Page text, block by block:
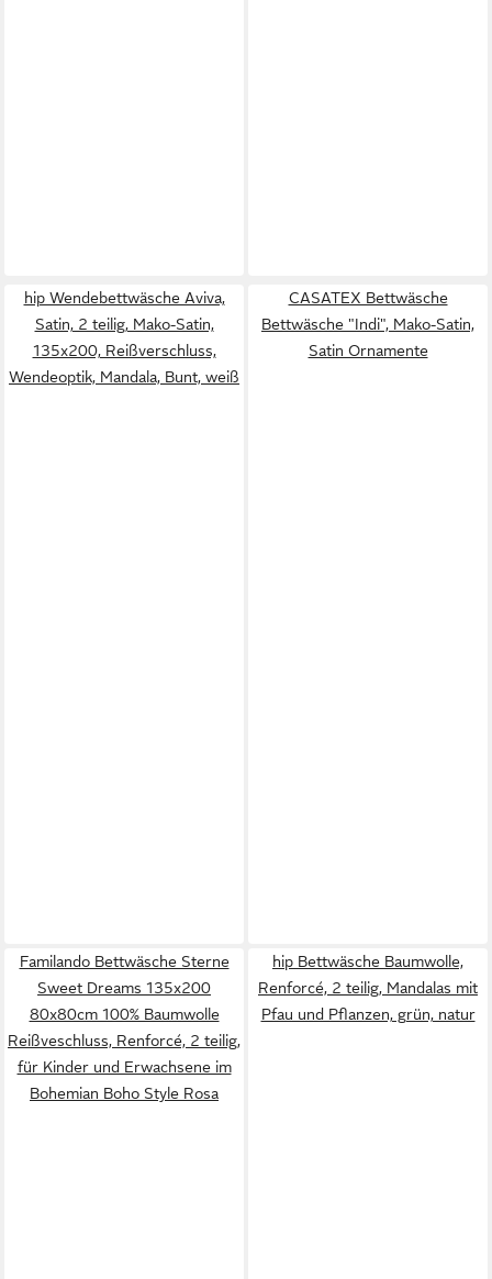
hip Wendebettwäsche Aviva,
Satin, 2 teilig, Mako-Satin,
135x200, Reißverschluss,
Wendeoptik, Mandala, Bunt, weiß
CASATEX Bettwäsche
Bettwäsche "Indi", Mako-Satin,
Satin Ornamente
Familando Bettwäsche Sterne
Sweet Dreams 135x200
80x80cm 100% Baumwolle
Reißveschluss, Renforcé, 2 teilig,
für Kinder und Erwachsene im
Bohemian Boho Style Rosa
hip Bettwäsche Baumwolle,
Renforcé, 2 teilig, Mandalas mit
Pfau und Pflanzen, grün, natur